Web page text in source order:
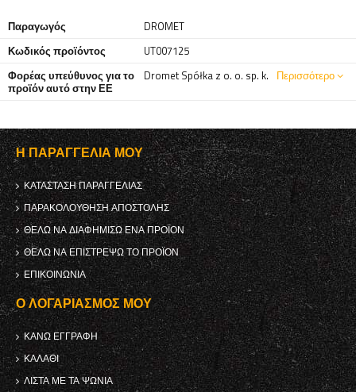
Παραγωγός
DROMET
Κωδικός προϊόντος
UT007125
Φορέας υπεύθυνος για το
προϊόν αυτό στην ΕΕ
Dromet Spółka z o. o. sp. k. Περισσότερο
Η ΠΑΡΑΓΓΕΛΊΑ ΜΟΥ
ΚΑΤΆΣΤΑΣΗ ΠΑΡΑΓΓΕΛΊΑΣ
ΠΑΡΑΚΟΛΟΎΘΗΣΗ ΑΠΟΣΤΟΛΉΣ
ΘΈΛΩ ΝΑ ΔΙΑΦΗΜΊΣΩ ΈΝΑ ΠΡΟΪΌΝ
ΘΈΛΩ ΝΑ ΕΠΙΣΤΡΈΨΩ ΤΟ ΠΡΟΪΌΝ
ΕΠΙΚΟΙΝΩΝΊΑ
Ο ΛΟΓΑΡΙΑΣΜΌΣ ΜΟΥ
ΚΑΝΩ ΕΓΓΡΑΦΗ
ΚΑΛΆΘΙ
ΛΊΣΤΑ ΜΕ ΤΑ ΨΏΝΙΑ